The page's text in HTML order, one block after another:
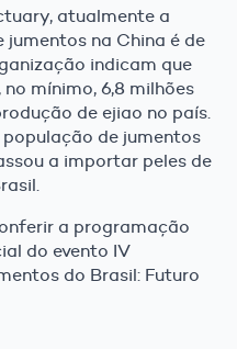
atualmente a
jumentos na China é de
indicam que
mínimo, 6,8 milhões
de ejiao no país.
de jumentos
a importar peles de
a programação
do evento IV
do Brasil: Futuro